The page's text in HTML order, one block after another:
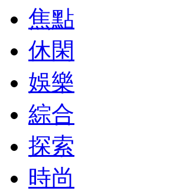
焦點
休閑
娛樂
綜合
探索
時尚